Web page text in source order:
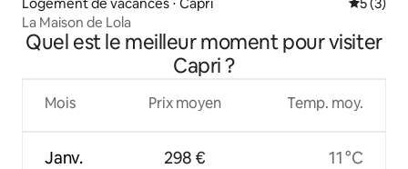
La Maison de Lola
Quel est le meilleur moment pour visiter
Capri ?
Mois
Janv.
Prix moyen
298 €
Temp. moy.
11 °C